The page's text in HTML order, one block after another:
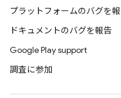
プラットフォームのバグを
ドキュメントのバグを報告
Google Play support
調査に参加